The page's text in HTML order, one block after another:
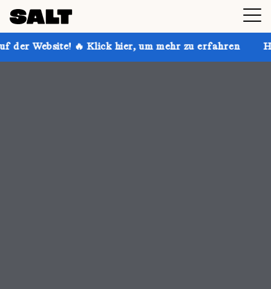
hier, um mehr zu erfahren Hol dir bis zu 30 %